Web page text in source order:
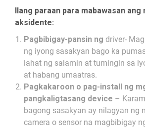
Ilang paraan para mabawasan
aksidente:
Pagbibigay-pansin ng driver-
ng iyong sasakyan bago ka
lahat ng salamin at tumingin sa
at habang umaatras.
Pagkakaroon o pag-install ng
pangkaligtasang device –
bagong sasakyan ay nilagyan ng
camera o sensor na magbibigay